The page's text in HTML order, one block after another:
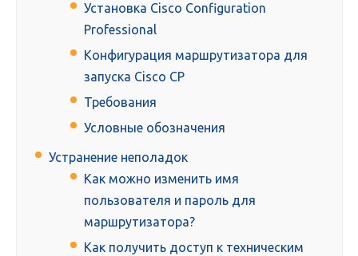
Установка Cisco Configuration
Professional
Конфигурация маршрутизатора для
запуска Cisco CP
Требования
Условные обозначения
Устранение неполадок
Как можно изменить имя
пользователя и пароль для
маршрутизатора?
Как получить доступ к техническим